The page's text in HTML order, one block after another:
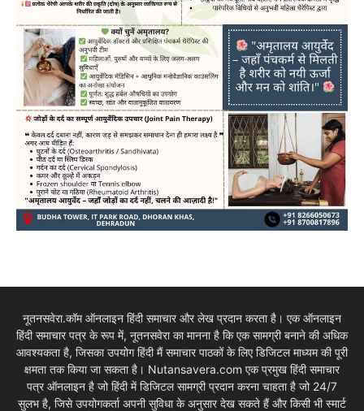
नूतनसवेरा.कॉम ऑनलाइन हिंदी समाचार और लेख प्रदान करता है। एक ऑनलाइन
हिंदी समाचार पत्र के रूप में, नूतनसवेरा का मानना है कि एक सामग्री बनाने की अधिक
आवश्यकता है, जिसका उपयोग हिंदी मैं समाचार पाठकों के लिए डिजिटल माध्यम की पूरी
क्षमता तक किया जा सकता है। Nutansavera.com एक प्रमुख हिंदी समाचार
पत्र ऑनलाइन है जो हिंदी में डिजिटल सामग्री प्रदान करना चाहता है जो 24/7
सुलभ है, जिसे उपयोगकर्ता अपनी सुविधा के अनुसार देख सकते हैं और किसी भी स्मार्ट